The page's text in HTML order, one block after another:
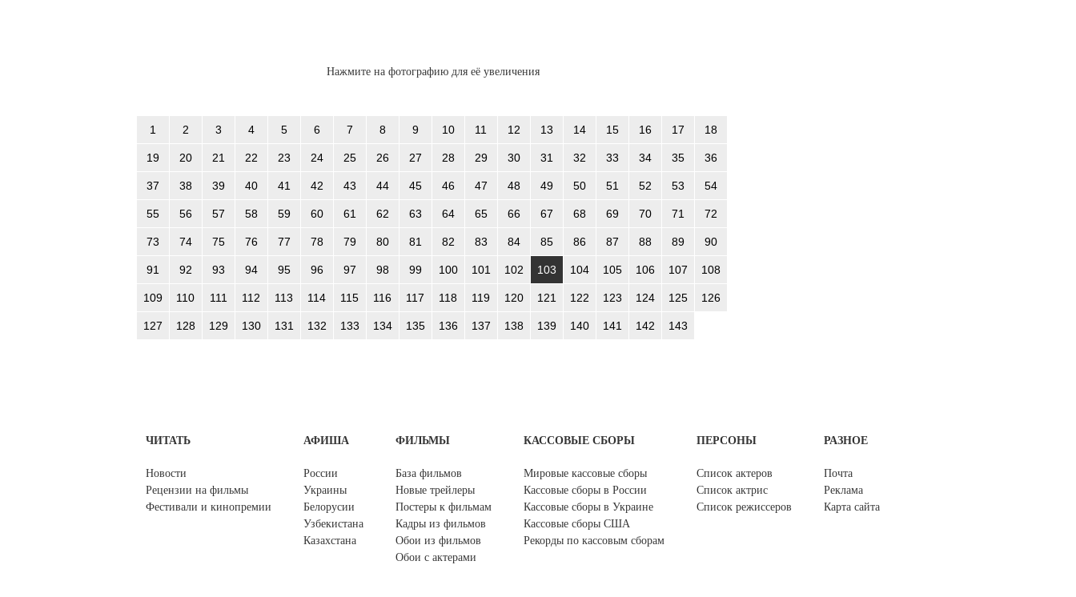
Нажмите на фотографию для её увеличения
1 2 3 4 5 6 7 8 9 10 11 12 13 14 15 16 17 18
19 20 21 22 23 24 25 26 27 28 29 30 31 32 33 34 35 36
37 38 39 40 41 42 43 44 45 46 47 48 49 50 51 52 53 54
55 56 57 58 59 60 61 62 63 64 65 66 67 68 69 70 71 72
73 74 75 76 77 78 79 80 81 82 83 84 85 86 87 88 89 90
91 92 93 94 95 96 97 98 99 100 101 102 103 104 105 106 107 108
109 110 111 112 113 114 115 116 117 118 119 120 121 122 123 124 125 126
127 128 129 130 131 132 133 134 135 136 137 138 139 140 141 142 143
ЧИТАТЬ
Новости
Рецензии на фильмы
Фестивали и кинопремии
АФИША
России
Украины
Белорусии
Узбекистана
Казахстана
ФИЛЬМЫ
База фильмов
Новые трейлеры
Постеры к фильмам
Кадры из фильмов
Обои из фильмов
Обои с актерами
КАССОВЫЕ СБОРЫ
Мировые кассовые сборы
Кассовые сборы в России
Кассовые сборы в Украине
Кассовые сборы США
Рекорды по кассовым сборам
ПЕРСОНЫ
Список актеров
Список актрис
Список режиссеров
РАЗНОЕ
Почта
Реклама
Карта сайта